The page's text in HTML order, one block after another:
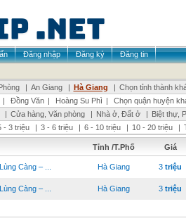
Đăng nhập Đăng ký
Đăng tin
| An Giang | Hà Giang | Chọn tỉnh thành
| Đồng Văn | Hoàng Su Phì |
Chọn quận huyện
| Cửa hàng, Văn phòng | Nhà ở, Đất ở | Biệt thự,
- 3 triệu | 3 - 6 triệu | 6 - 10 triệu | 10 - 20 triệu |
Tỉnh /T.Phố Giá
Càng – ... Hà Giang 3 triệu
Càng – ... Hà Giang 3 triệu